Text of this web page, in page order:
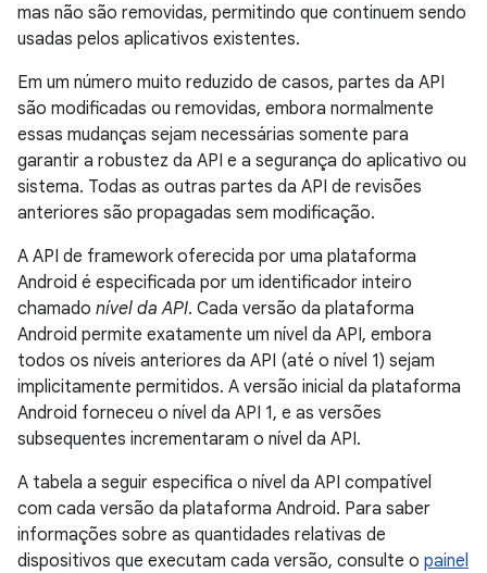
mas não são removidas, permitindo que continuem sendo
usadas pelos aplicativos existentes.
Em um número muito reduzido de casos, partes da API
são modificadas ou removidas, embora normalmente
essas mudanças sejam necessárias somente para
garantir a robustez da API e a segurança do aplicativo ou
sistema. Todas as outras partes da API de revisões
anteriores são propagadas sem modificação.
A API de framework oferecida por uma plataforma
Android é especificada por um identificador inteiro
chamado nível da API. Cada versão da plataforma
Android permite exatamente um nível da API, embora
todos os níveis anteriores da API (até o nível 1) sejam
implicitamente permitidos. A versão inicial da plataforma
Android forneceu o nível da API 1, e as versões
subsequentes incrementaram o nível da API.
A tabela a seguir especifica o nível da API compatível
com cada versão da plataforma Android. Para saber
informações sobre as quantidades relativas de
dispositivos que executam cada versão, consulte o painel